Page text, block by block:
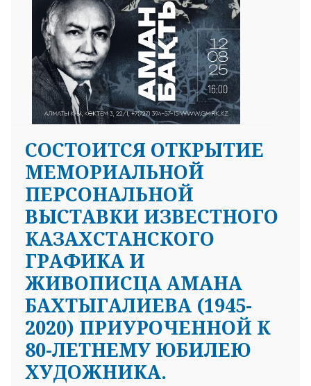
СОСТОИТСЯ ОТКРЫТИЕ
МЕМОРИАЛЬНОЙ
ПЕРСОНАЛЬНОЙ
ВЫСТАВКИ ИЗВЕСТНОГО
КАЗАХСТАНСКОГО
ГРАФИКА И
ЖИВОПИСЦА АМАНА
БАХТЫГАЛИЕВА (1945-
2020) ПРИУРОЧЕННОЙ К
80-ЛЕТНЕМУ ЮБИЛЕЮ
ХУДОЖНИКА.